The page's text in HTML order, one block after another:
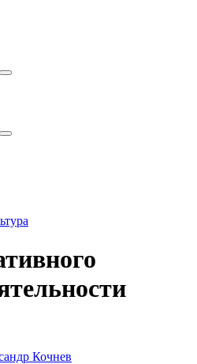
Кочнев